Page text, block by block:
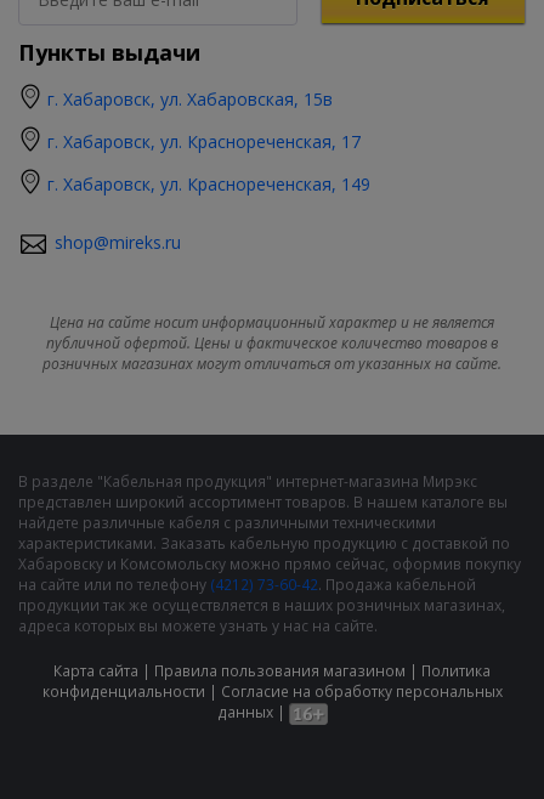
Пункты выдачи
г. Хабаровск, ул. Хабаровская, 15в
г. Хабаровск, ул. Краснореченская, 17
г. Хабаровск, ул. Краснореченская, 149
shop@mireks.ru
Цена на сайте носит информационный характер и не является
публичной офертой. Цены и фактическое количество товаров в
розничных магазинах могут отличаться от указанных на сайте.
В разделе "Кабельная продукция" интернет-магазина Мирэкс
представлен широкий ассортимент товаров. В нашем каталоге вы
найдете различные кабеля с различными техническими
характеристиками. Заказать кабельную продукцию с доставкой по
Хабаровску и Комсомольску можно прямо сейчас, оформив покупку
на сайте или по телефону (4212) 73-60-42. Продажа кабельной
продукции так же осуществляется в наших розничных магазинах,
адреса которых вы можете узнать у нас на сайте.
Карта сайта | Правила пользования магазином | Политика
конфиденциальности | Cогласие на обработку персональных
данных|